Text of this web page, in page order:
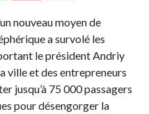
nouveau moyen de
a survolé les
le président Andriy
ville et des entrepreneurs
jusqu’à 75 000 passagers
pour désengorger la